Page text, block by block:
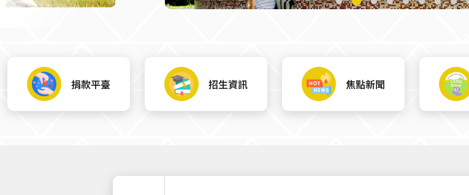
捐款平臺 招生資訊 焦點新聞